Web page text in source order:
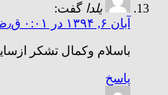
یلدا گفت:
آبان ۶, ۱۳۹۴ در ۰:۰۱ ق٫ظ
باسلام وکمال تشکر
پاسخ